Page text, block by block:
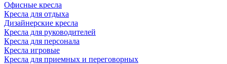
Офисные кресла
Кресла для отдыха
Дизайнерские кресла
Кресла для руководителей
Кресла для персонала
Кресла игровые
Кресла для приемных и переговорных